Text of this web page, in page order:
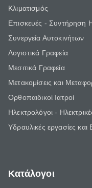
Κλιματισμός
Επισκευές - Συντήρηση
Συνεργεία Αυτοκινήτων
Λογιστικά Γραφεία
Μεσιτικά Γραφεία
Μετακομίσεις και
Ορθοπαιδικοί Ιατροί
Ηλεκτρολόγοι -
Υδραυλικές εργασίες και
Κατάλογοι